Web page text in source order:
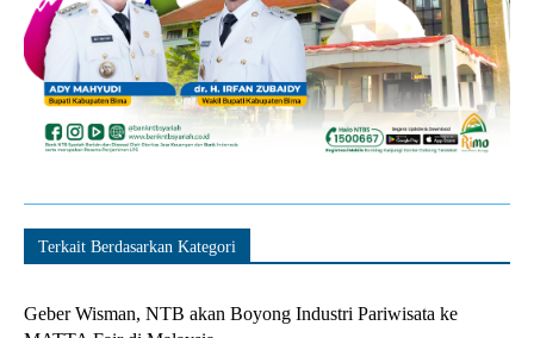
Terkait Berdasarkan Kategori
Geber Wisman, NTB akan Boyong Industri Pariwisata ke